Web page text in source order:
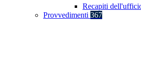
Recapiti
Provvedimenti 367